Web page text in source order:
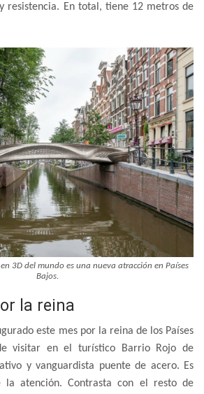
resistencia. En total, tiene 12 metros de
3D del mundo es una nueva atracción en Países
Bajos.
la reina
este mes por la reina de los Países
visitar en el turístico Barrio Rojo de
y vanguardista puente de acero. Es
atención. Contrasta con el resto de